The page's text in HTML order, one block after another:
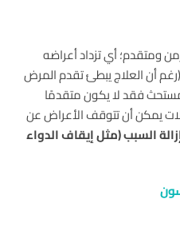
ومتقدم؛ أي تزداد أعراضه
أن العلاج يبطئ تقدم المرض
فقد لا يكون متقدمًا
يمكن أن تتوقف الأعراض عن
السبب (مثل إيقاف الدواء